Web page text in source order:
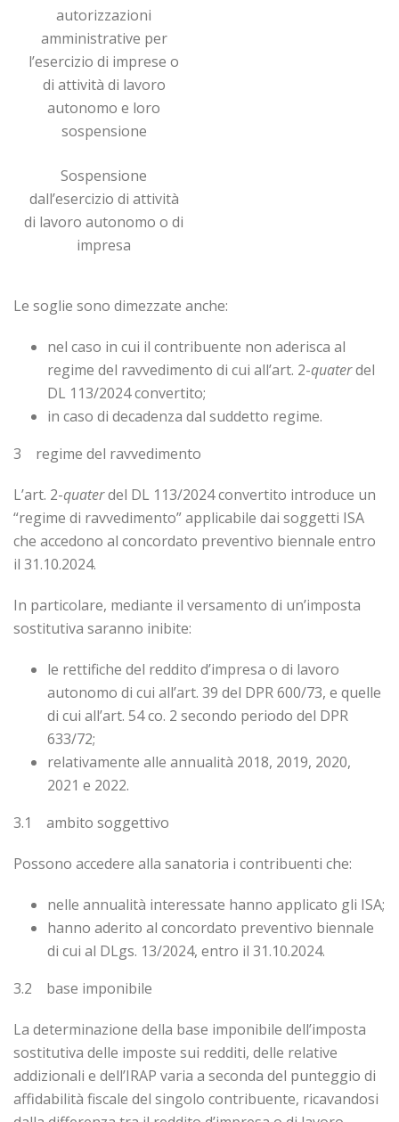
autorizzazioni
amministrative per
l’esercizio di imprese o
di attività di lavoro
autonomo e loro
sospensione
Sospensione
dall’esercizio di attività
di lavoro autonomo o di
impresa
Le soglie sono dimezzate anche:
nel caso in cui il contribuente non aderisca al
regime del ravvedimento di cui all’art. 2-quaterdel
DL 113/2024 convertito;
in caso di decadenza dal suddetto regime.
3 regime del ravvedimento
L’art. 2-quaterdel DL 113/2024 convertito introduce un
“regime di ravvedimento” applicabile dai soggetti ISA
che accedono al concordato preventivo biennale entro
il 31.10.2024.
In particolare, mediante il versamento di un’imposta
sostitutiva saranno inibite:
le rettifiche del reddito d’impresa o di lavoro
autonomo di cui all’art. 39 del DPR 600/73, e quelle
di cui all’art. 54 co. 2 secondo periodo del DPR
633/72;
relativamente alle annualità 2018, 2019, 2020,
2021 e 2022.
3.1 ambito soggettivo
Possono accedere alla sanatoria i contribuenti che:
nelle annualità interessate hanno applicato gli ISA;
hanno aderito al concordato preventivo biennale
di cui al DLgs. 13/2024, entro il 31.10.2024.
3.2 base imponibile
La determinazione della base imponibile dell’imposta
sostitutiva delle imposte sui redditi, delle relative
addizionali e dell’IRAP varia a seconda del punteggio di
affidabilità fiscale del singolo contribuente, ricavandosi